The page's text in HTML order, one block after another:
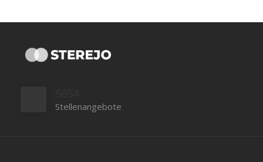
Stellenangebote